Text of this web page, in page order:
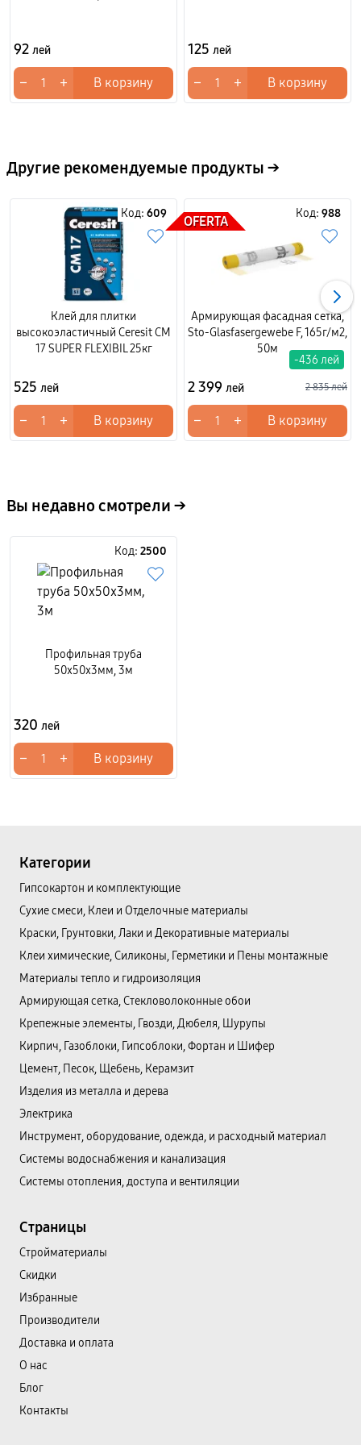
92 лей
− + В корзину
125 лей
− + В корзину
Другие рекомендуемые продукты →
Код: 609
Клей для плитки
высокоэластичный Ceresit CM
17 SUPER FLEXIBIL 25кг
525 лей
− + В корзину
OFERTA
Код: 988
Армирующая фасадная сетка,
Sto-Glasfasergewebe F, 165г/м2,
50м
2 399 лей 2 835 лей
-436 лей
− + В корзину
Вы недавно смотрели →
Код: 2500
Профильная труба
50x50x3мм, 3м
320 лей
− + В корзину
Категории
Гипсокартон и комплектующие
Сухие смеси, Клеи и Отделочные материалы
Краски, Грунтовки, Лаки и Декоративные материалы
Клеи химические, Силиконы, Герметики и Пены монтажные
Материалы тепло и гидроизоляция
Армирующая сетка, Стекловолоконные обои
Крепежные элементы, Гвозди, Дюбеля, Шурупы
Кирпич, Газоблоки, Гипсоблоки, Фортан и Шифер
Цемент, Песок, Щебень, Керамзит
Изделия из металла и дерева
Электрика
Инструмент, оборудование, одежда, и расходный материал
Системы водоснабжения и канализация
Системы отопления, доступа и вентиляции
Страницы
Cтройматериалы
Скидки
Избранные
Производители
Доставка и оплата
О нас
Блог
Контакты